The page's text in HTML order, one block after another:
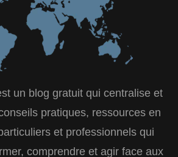
un blog gratuit qui centralise et
pratiques, ressources en
et professionnels qui
comprendre et agir face aux